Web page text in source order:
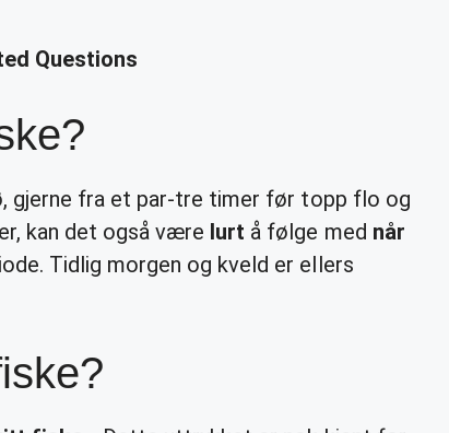
Questions
gjerne fra et par-tre timer før topp flo og
kan det også være lurt å følge med når
Tidlig morgen og kveld er ellers